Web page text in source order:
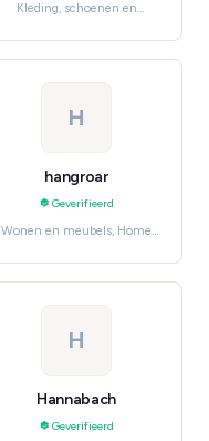
Kleding, schoenen en
Fashion
H
hangroar
Geverifieerd
Wonen en meubels, Home
H
Hannabach
Geverifieerd